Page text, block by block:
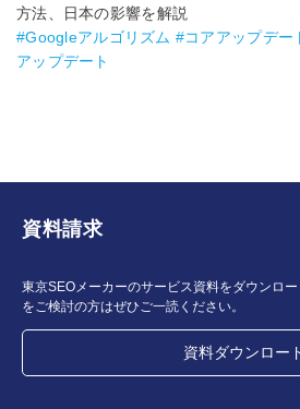
方法、日本の影響を解説
#Googleアルゴリズム #コアアップデー
アップデート
資料請求
東京SEOメーカーのサービス資料をダウンロ
をご検討の方はぜひご一読ください。
資料ダウンロー